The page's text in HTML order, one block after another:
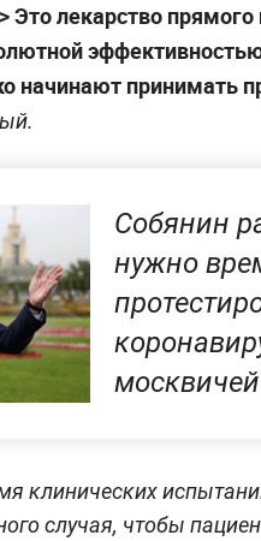
Это лекарство прямого
начинают принимать
Собянин
нужно
москвичей
клинических
случая, чтобы